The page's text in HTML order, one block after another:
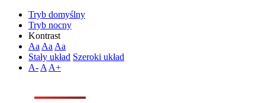
Tryb domyślny
Tryb nocny
Kontrast
Aa Aa Aa
Stały układ Szeroki układ
A- A A+